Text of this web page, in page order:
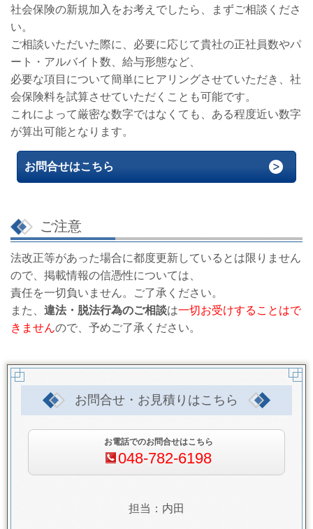
社会保険の新規加入をお考えでしたら、まずご相談くださ
い。
ご相談いただいた際に、必要に応じて貴社の正社員数やパ
ート・アルバイト数、給与形態など、
必要な項目について簡単にヒアリングさせていただき、社
会保険料を試算させていただくことも可能です。
これによって厳密な数字ではなくても、ある程度近い数字
が算出可能となります。
お問合せはこちら
ご注意
法改正等があった場合に都度更新しているとは限りません
ので、掲載情報の信憑性については、
責任を一切負いません。ご了承ください。
また、 違法・脱法行為のご相談は一切お受けすることはで
きませんので、予めご了承ください。
お問合せ・お見積りはこちら
お電話でのお問合せはこちら
048-782-6198
担当：内田